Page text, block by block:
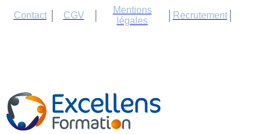
Contact CGV
Mentions
légales
Recrutement